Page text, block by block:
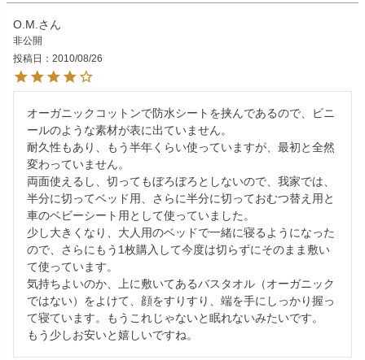
O.M.
非公開
投稿日
2010/08/26
オーガニックコットンで防水シートを挟んであるので、ビニ
ールのような素材が表に出ていません。
耐久性もあり、もう半年くらい使っていますが、最初と全然
変わっていません。
両面使えるし、切ってもぼろぼろとしないので、我家では、
半分に切ってベッド用、さらに半分に切っておむつ替え用と
車のベビーシート用として使っていました。
少し大きくなり、大人用のベッドで一緒に寝るようになった
ので、さらにもう1枚購入して今度は切らずにそのまま敷い
て使っています。
気持ちよいのか、上に敷いてあるバスタオル（オーガニック
ではない）をよけて、顔をすりすり、端を手にしっかり握っ
て寝ています。もうこれじゃないと眠れないみたいです。